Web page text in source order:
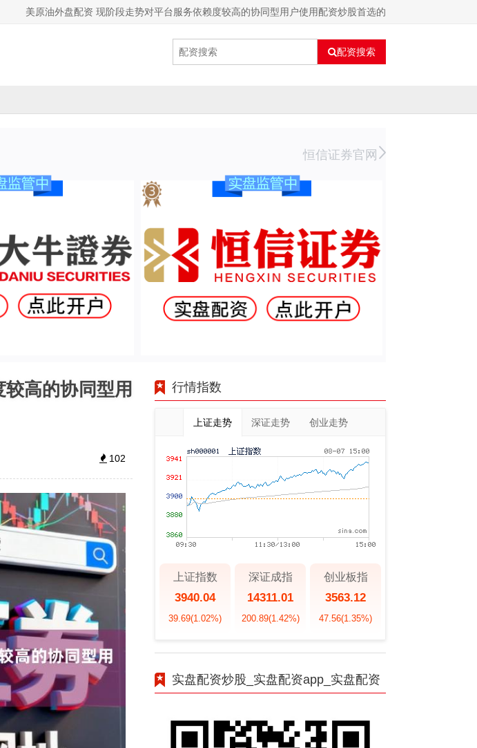
美原油外盘配资 现阶段走势对平台服务依赖度较高的协同型用户使用配资炒股首选的
配资搜索
恒信证券官网
高的协同型用
102
行情指数
上证走势 深证走势 创业走势
上证指数
3940.04
39.69(1.02%)
深证成指
14311.01
200.89(1.42%)
创业板指
3563.12
47.56(1.35%)
实盘配资炒股_实盘配资app_实盘配资